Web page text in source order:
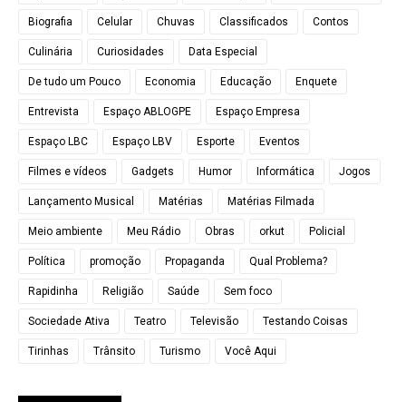
Biografia Celular Chuvas Classificados Contos
Culinária Curiosidades Data Especial
De tudo um Pouco Economia Educação Enquete
Entrevista Espaço ABLOGPE Espaço Empresa
Espaço LBC Espaço LBV Esporte Eventos
Filmes e vídeos Gadgets Humor Informática Jogos
Lançamento Musical Matérias Matérias Filmada
Meio ambiente Meu Rádio Obras orkut Policial
Política promoção Propaganda Qual Problema?
Rapidinha Religião Saúde Sem foco
Sociedade Ativa Teatro Televisão Testando Coisas
Tirinhas Trânsito Turismo Você Aqui